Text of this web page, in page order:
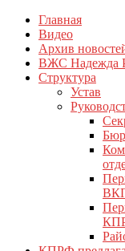
Перейти
содержимому
КПРФ Мордовия
Мордовское
Главная
Видео
Архив
ВЖС Надежда
Структура
Устав